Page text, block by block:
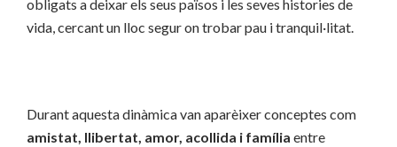
obligats a deixar els seus països i les seves histories de
vida, cercant un lloc segur on trobar pau i tranquil·litat.
Durant aquesta dinàmica van aparèixer conceptes com
amistat, llibertat, amor, acollida i família entre